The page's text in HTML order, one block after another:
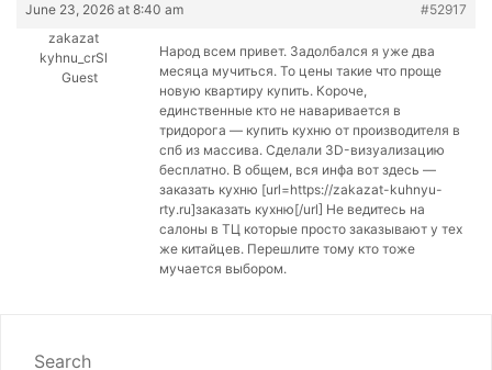
June 23, 2026 at 8:40 am
#52917
zakazat
kyhnu_crSl
Guest
Народ всем привет. Задолбался я уже два
месяца мучиться. То цены такие что проще
новую квартиру купить. Короче,
единственные кто не наваривается в
тридорога — купить кухню от производителя в
спб из массива. Сделали 3D-визуализацию
бесплатно. В общем, вся инфа вот здесь —
заказать кухню [url=https://zakazat-kuhnyu-
rty.ru]заказать кухню[/url] Не ведитесь на
салоны в ТЦ которые просто заказывают у тех
же китайцев. Перешлите тому кто тоже
мучается выбором.
Search